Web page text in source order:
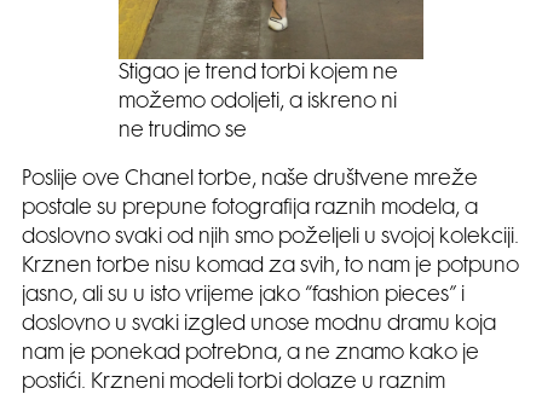
Stigao je trend torbi kojem ne
možemo odoljeti, a iskreno ni
ne trudimo se
Poslije ove Chanel torbe, naše društvene mreže
postale su prepune fotografija raznih modela, a
doslovno svaki od njih smo poželjeli u svojoj kolekciji.
Krznen torbe nisu komad za svih, to nam je potpuno
jasno, ali su u isto vrijeme jako “fashion pieces” i
doslovno u svaki izgled unose modnu dramu koja
nam je ponekad potrebna, a ne znamo kako je
postići. Krzneni modeli torbi dolaze u raznim